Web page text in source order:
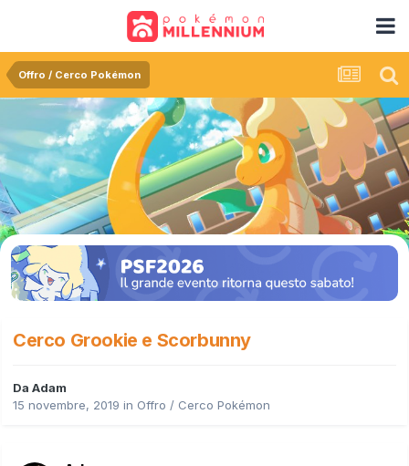
Offro / Cerco Pokémon
Cerco Grookie e Scorbunny
Da Adam
15 novembre, 2019 in Offro / Cerco Pokémon